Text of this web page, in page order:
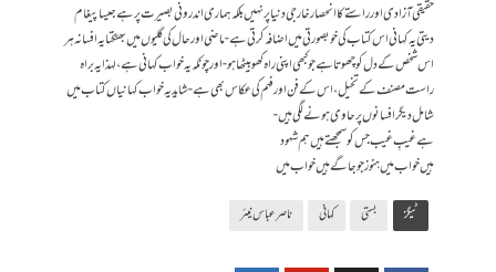
حقیقی آزادی اور راستے کا انحصار خارجی دنیا پر نہیں بلکہ ہماری اندرونی بصیرت پر ہے جیسا پیغام
دیتی یہ کہانی اس کتاب کی خوبصورتی میں اضافہ کرتی ہے- ماضی اور حال کی گلیوں میں بھٹکتا یہ افسانہ ہر
اس شخص کے دل کو چھوتا ہے جو کبھی اپنی راہ کھو بیٹھا ہو- اور چونکہ یہ خواب کہانی ہے، لہذا یہ براہ
راست مصنف کے تخیل، اس کے فن اور فہم کی عکاس بھی ہے- شاید یہ خواب کہانیاں کتاب میں
شامل دیگر افسانوں پر حاوی ہونے لگی ہیں-
ہے غیبِ غیب جس کو سمجھتے ہیں ہم شہود
ہیں خواب میں ہنوز جو جاگے ہیں خواب میں
ٹیگز بستی کہانی ناصر عباس نیئر